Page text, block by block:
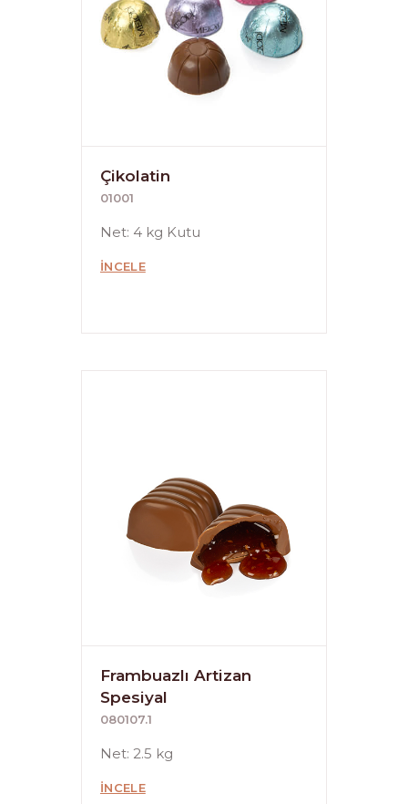
Çikolatin
01001
Net: 4 kg Kutu
İNCELE
Frambuazlı Artizan
Spesiyal
080107.1
Net: 2.5 kg
İNCELE